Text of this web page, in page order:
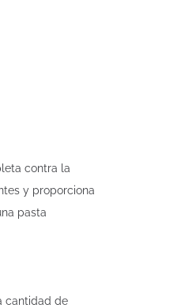
contra la
y proporciona
pasta
cantidad de